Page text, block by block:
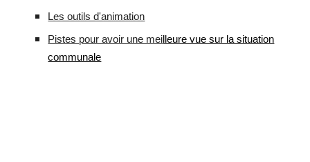
Les outils d'animation
Pistes pour avoir une meilleure vue sur la situation
communale